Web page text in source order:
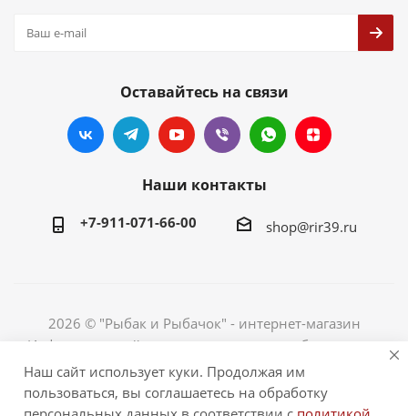
Оставайтесь на связи
Наши контакты
+7-911-071-66-00 shop@rir39.ru
2026 © "Рыбак и Рыбачок" - интернет-магазин
Информация сайта защищена законом об авторских
правах. Индивидуальный предприниматель Рогов
Сергей Юрьевич. ИНН 390600967290. ОГРНИП
324390000064229.
Наш сайт использует куки. Продолжая им
пользоваться, вы соглашаетесь на обработку